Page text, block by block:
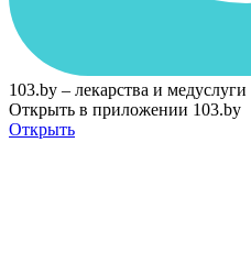
103.by – лекарства и медуслуги
Открыть в приложении 103.by
Открыть